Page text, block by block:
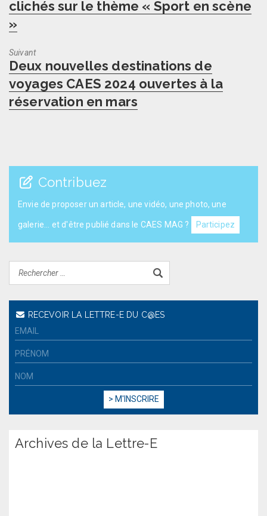
clichés sur le thème « Sport en scène
»
Suivant
Next
post:
Deux nouvelles destinations de
voyages CAES 2024 ouvertes à la
réservation en mars
Contribuez
Envie de proposer un article, une vidéo, une photo, une
galerie... et d'être publié dans le CAES MAG ? Participez
RECEVOIR LA LETTRE-E DU C@ES
Archives de la Lettre-E